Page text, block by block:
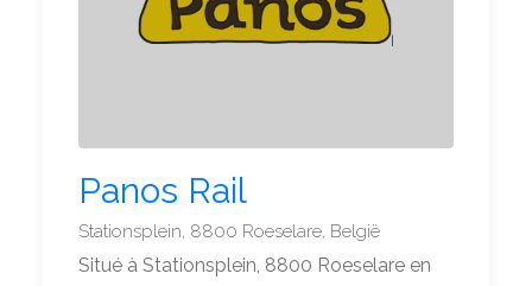
Panos Rail
Stationsplein, 8800 Roeselare, België
Situé à Stationsplein, 8800 Roeselare en